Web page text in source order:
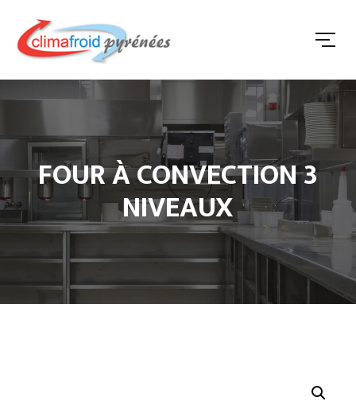
FOUR À CONVECTION 3
NIVEAUX